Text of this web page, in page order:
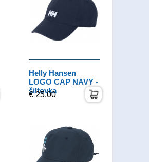
Helly Hansen
LOGO CAP NAVY -
šiltovka
€ 25,00